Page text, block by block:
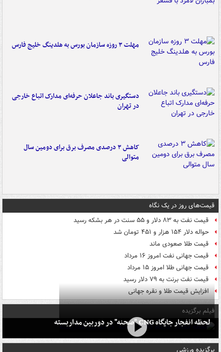
مهلت ۳ روزه سازمان بورس به هلدینگ خلیج فارس
دستگیری باند جاعلان حرفه‌ای مدارک اتباع خارجی
در تهران
کاهش ۳ درصدی مصرف برق برای دومین سال
متوالی
قیمت‌های روز در یک نگاه
قیمت نفت به ۸۳ دلار و ۵۵ سنت در هر بشکه رسید
حواله دلار ۱۵۴ هزار و ۴۵۱ تومان شد
قیمت طلا صعودی ماند
قیمت جهانی نفت امروز ۱۶ مرداد
قیمت جهانی طلا امروز ۱۵ مرداد
قیمت نفت برنت به ۷۹ دلار رسید
افزایش قیمت طلا و نقره جهانی
فیلم برگزیده
لحظه انفجار جایگاه CNG "صحنه" در دوربین مداربسته
برگزیده ورزشی